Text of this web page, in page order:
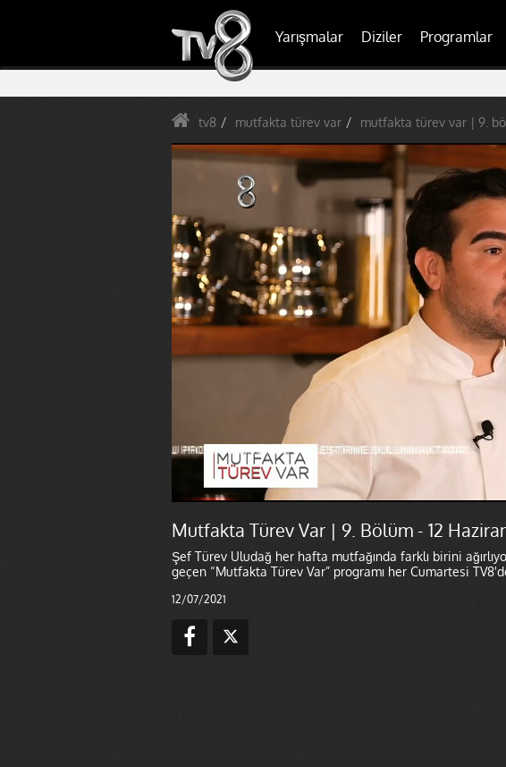
Yarışmalar Diziler Programlar
tv8 mutfakta türev var mutfakta türev var | 9.
Mutfakta Türev Var | 9. Bölüm - 12
Şef Türev Uludağ her hafta mutfağında farklı birini
geçen “Mutfakta Türev Var” programı her Cumartesi
12/07/2021